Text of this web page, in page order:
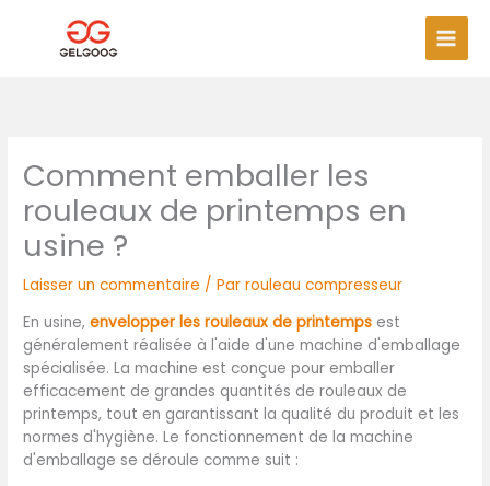
contenu
Comment emballer les
rouleaux de printemps en
usine ?
Laisser un commentaire / Parrouleau compresseur
En usine,envelopper les rouleaux de printemps est
généralement réalisée à l'aide d'une machine d'emballage
spécialisée. La machine est conçue pour emballer
efficacement de grandes quantités de rouleaux de
printemps, tout en garantissant la qualité du produit et les
normes d'hygiène. Le fonctionnement de la machine
d'emballage se déroule comme suit :